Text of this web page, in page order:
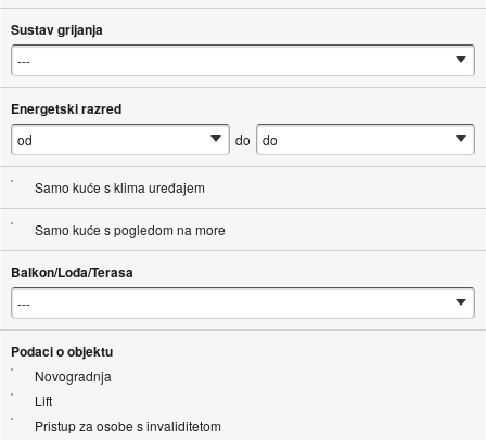
Sustav grijanja
Energetski razred
do
Samo kuće s klima uređajem
Samo kuće s pogledom na more
Balkon/Lođa/Terasa
Podaci o objektu
Novogradnja
Lift
Pristup za osobe s invaliditetom